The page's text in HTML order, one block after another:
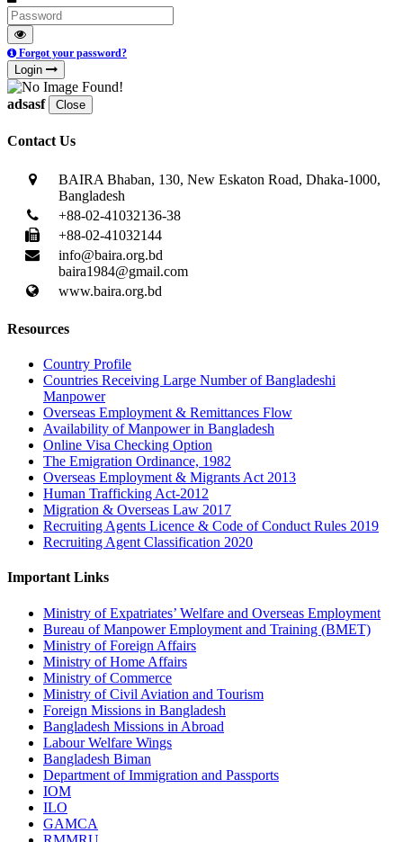
Forgot your password?
Login
adsasf Close
Contact Us
BAIRA Bhaban, 130, New Eskaton Road, Dhaka-1000,
Bangladesh
+88-02-41032136-38
+88-02-41032144
info@baira.org.bd
baira1984@gmail.com
www.baira.org.bd
Resources
Country Profile
Countries Receiving Large Number of Bangladeshi
Manpower
Overseas Employment & Remittances Flow
Availability of Manpower in Bangladesh
Online Visa Checking Option
The Emigration Ordinance, 1982
Overseas Employment & Migrants Act 2013
Human Trafficking Act-2012
Migration & Overseas Law 2017
Recruiting Agents Licence & Code of Conduct Rules 2019
Recruiting Agent Classification 2020
Important Links
Ministry of Expatriates’ Welfare and Overseas Employment
Bureau of Manpower Employment and Training (BMET)
Ministry of Foreign Affairs
Ministry of Home Affairs
Ministry of Commerce
Ministry of Civil Aviation and Tourism
Foreign Missions in Bangladesh
Bangladesh Missions in Abroad
Labour Welfare Wings
Bangladesh Biman
Department of Immigration and Passports
IOM
ILO
GAMCA